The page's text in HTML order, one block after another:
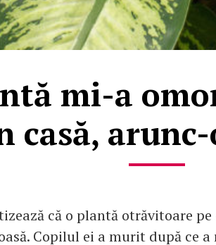
mi-a
casă,
că o plantă otrăvitoare
Copilul ei a murit după ce